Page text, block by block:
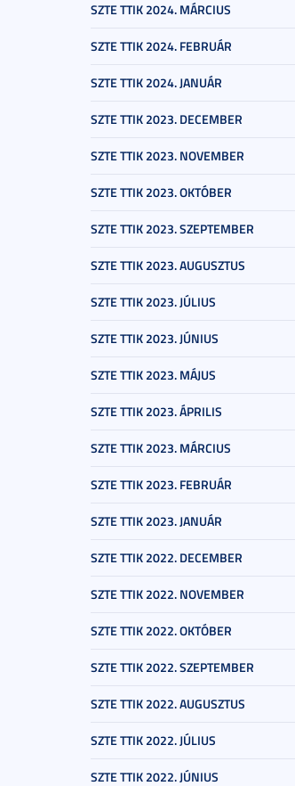
SZTE TTIK 2024. MÁRCIUS
SZTE TTIK 2024. FEBRUÁR
SZTE TTIK 2024. JANUÁR
SZTE TTIK 2023. DECEMBER
SZTE TTIK 2023. NOVEMBER
SZTE TTIK 2023. OKTÓBER
SZTE TTIK 2023. SZEPTEMBER
SZTE TTIK 2023. AUGUSZTUS
SZTE TTIK 2023. JÚLIUS
SZTE TTIK 2023. JÚNIUS
SZTE TTIK 2023. MÁJUS
SZTE TTIK 2023. ÁPRILIS
SZTE TTIK 2023. MÁRCIUS
SZTE TTIK 2023. FEBRUÁR
SZTE TTIK 2023. JANUÁR
SZTE TTIK 2022. DECEMBER
SZTE TTIK 2022. NOVEMBER
SZTE TTIK 2022. OKTÓBER
SZTE TTIK 2022. SZEPTEMBER
SZTE TTIK 2022. AUGUSZTUS
SZTE TTIK 2022. JÚLIUS
SZTE TTIK 2022. JÚNIUS